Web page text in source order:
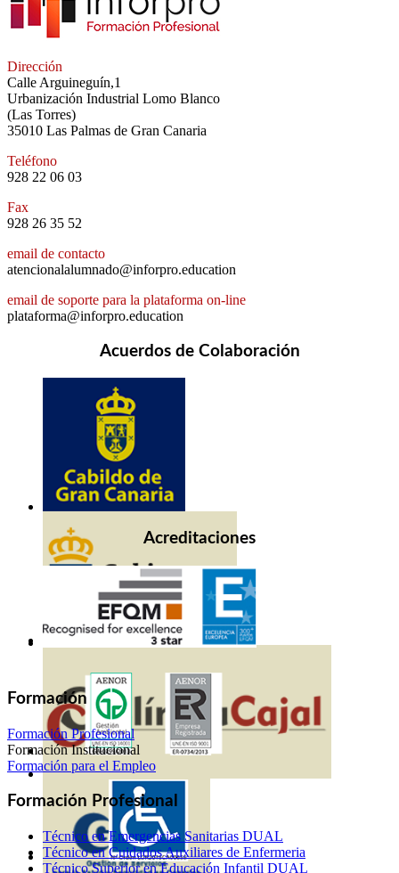
Dirección
Calle Arguineguín,1
Urbanización Industrial Lomo Blanco
(Las Torres)
35010 Las Palmas de Gran Canaria
Teléfono
928 22 06 03
Fax
928 26 35 52
email de contacto
atencionalalumnado@inforpro.education
email de soporte para la plataforma on-line
plataforma@inforpro.education
Acuerdos de Colaboración
Acreditaciones
Formación
Formación Profesional
Formación Institucional
Formación para el Empleo
Formación Profesional
Técnico en Emergencias Sanitarias DUAL
Técnico en Cuidados Auxiliares de Enfermeria
Técnico Superior en Educación Infantil DUAL